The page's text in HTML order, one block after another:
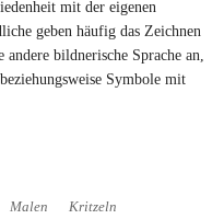
mit der eigenen
geben häufig das Zeichnen
bildnerische Sprache an,
Symbole mit
Malen
Kritzeln